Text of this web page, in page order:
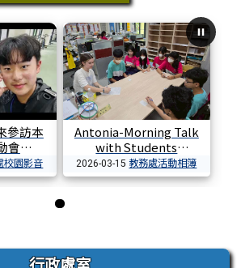
參訪本
會
校園影音
Antonia-Morning Talk
with Students
2026-03-15 教務處活動相簿